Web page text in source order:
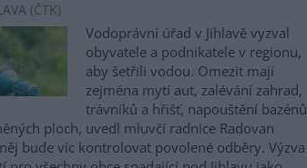
(ČTK)
Vodoprávní úřad v Jihlavě vyzval
obyvatele a podnikatele v regionu,
aby šetřili vodou. Omezit mají
zejména mytí aut, zalévání zahrad,
trávníků a hřišť, napouštění bazénů
ploch, uvedl mluvčí radnice Radovan
bude víc kontrolovat povolené odběry. Výzva